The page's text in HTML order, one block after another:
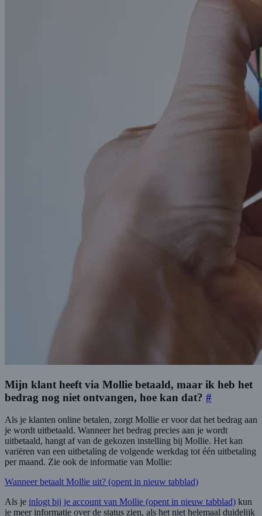
Mijn klant heeft via Mollie betaald, maar ik heb het
bedrag nog niet ontvangen, hoe kan dat? #
Als je klanten online betalen, zorgt Mollie er voor dat het bedrag aan
je wordt uitbetaald. Wanneer het bedrag precies aan je wordt
uitbetaald, hangt af van de gekozen instelling bij Mollie. Het kan
variëren van een uitbetaling de volgende werkdag tot één uitbetaling
per maand. Zie ook de informatie van Mollie:
Wanneer betaalt Mollie uit? (opent in nieuw tabblad)
Als je inlogt bij je account van Mollie (opent in nieuw tabblad) kun
je meer informatie over de status zien, als het niet helemaal duidelijk